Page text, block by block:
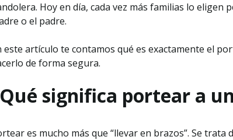
Hoy en día, cada vez más familias lo
o el padre.
este artículo te contamos qué es exactamente el
de forma segura.
significa portear a
es mucho más que “llevar en brazos”. Se